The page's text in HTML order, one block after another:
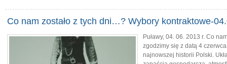
Co nam zostało z tych dni…? Wybory kontraktowe-
Puławy, 04. 06. 2013 r. Co
zgodzimy się z datą 4
najnowszej historii Polski.